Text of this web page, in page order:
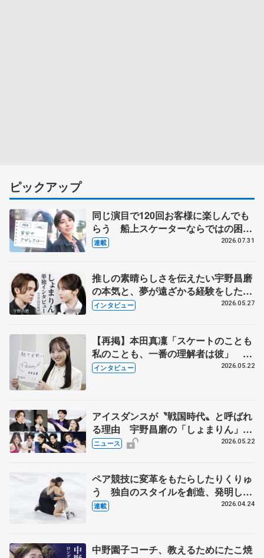
ピックアップ
同じ演目で120回お客様に楽しんでも
らう 船上スケーターならではの困難
とは 影響あったPIW前キャプテン松
連載 2026.07.31
推しの素晴らしさを伝えたい宇野昌磨
の本気と、夢が遠ざかる経験をした本
田真凜の覚悟
インタビュー 2026.05.27
【再掲】本田真凜「スケートのことも
私のことも、一番の理解者は彼」 引
退時の単独インタビューで語った競技
インタビュー 2026.05.22
アイスダンスが〝戦国時代〟と呼ばれ
る理由 宇野昌磨の「しょまりん」ら
実力者が相次いで参戦 国内の競争激
ニュース 2026.05.22
ペア競技に変革をもたらしたりくりゅ
う 独自のスタイルを創造、発明した
【引退発表後②】
連載 2026.04.24
中野園子コーチ、教えるためにたこ焼